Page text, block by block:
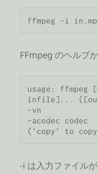
ffmpeg -i
FFmpeg のヘルプか
usage:
infile]...
-vn
-acodec
('copy' to copy
-i は入力ファイル